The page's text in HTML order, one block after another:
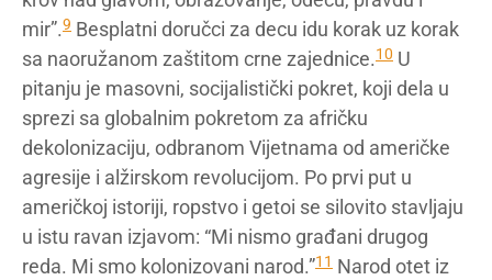
mir”.9 Besplatni doručci za decu idu korak uz korak
sa naoružanom zaštitom crne zajednice.10 U
pitanju je masovni, socijalistički pokret, koji dela u
sprezi sa globalnim pokretom za afričku
dekolonizaciju, odbranom Vijetnama od američke
agresije i alžirskom revolucijom. Po prvi put u
američkoj istoriji, ropstvo i getoi se silovito stavljaju
u istu ravan izjavom: “Mi nismo građani drugog
reda. Mi smo kolonizovani narod.”11 Narod otet iz